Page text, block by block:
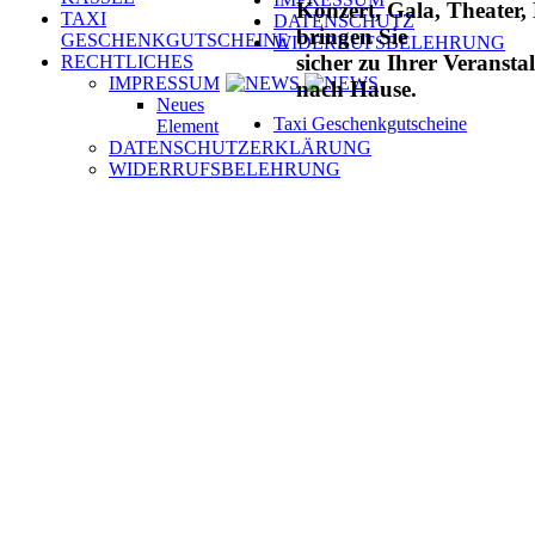
DATENSCHUTZ
WIDERRUFSBELEHRUNG
Taxi Geschenkgutscheine
Konzert, Gala,
bringen Sie
sicher zu Ihrer
nach Hause.
TAXI
GESCHENKGUTSCHEINE
RECHTLICHES
IMPRESSUM
Neues
Element
DATENSCHUTZERKLÄRUNG
WIDERRUFSBELEHRUNG